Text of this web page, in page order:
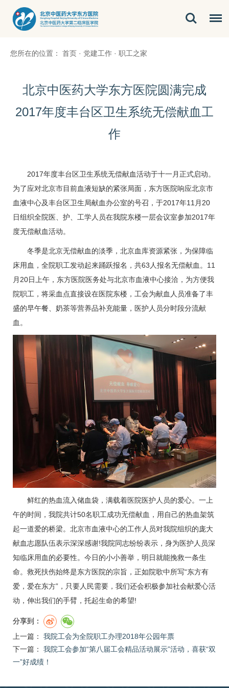
您所在的位置： 首页 · 党建工作 · 职工之家
北京中医药大学东方医院圆满完成
2017年度丰台区卫生系统无偿献血工
作
2017年度丰台区卫生系统无偿献血活动于十一月正式启动。
为了应对北京市目前血液短缺的紧张局面，东方医院响应北京市
血液中心及丰台区卫生局献血办公室的号召，于2017年11月20
日组织全院医、护、工学人员在我院东楼一层会议室参加2017年
度无偿献血活动。
冬季是北京无偿献血的淡季，北京血库资源紧张，为保障临
床用血，全院职工发动起来踊跃报名，共63人报名无偿献血。11
月20日上午，东方医院医务处与北京市血液中心接洽，为方便我
院职工，将采血点直接设在医院东楼，工会为献血人员准备了丰
盛的早午餐、奶茶等营养品补充能量，医护人员分时段分流献
血。
鲜红的热血流入储血袋，满载着医院医护人员的爱心。一上
午的时间，我院共计50名职工成功无偿献血，用自己的热血架筑
起一道爱的桥梁。北京市血液中心的工作人员对我院组织的庞大
献血志愿队伍表示深深感谢!我院同志纷纷表示，身为医护人员深
知临床用血的必要性。今日的小小善举，明日就能挽救一条生
命。救死扶伤始终是东方医院的宗旨，正如院歌中所写“东方有
爱，爱在东方”，只要人民需要，我们还会积极参加社会献爱心活
动，伸出我们的手臂，托起生命的希望!
分享到：
上一篇：
我院工会为全院职工办理2018年公园年票
下一篇：
我院工会参加“第八届工会精品活动展示”活动，喜获“双
一”好成绩！